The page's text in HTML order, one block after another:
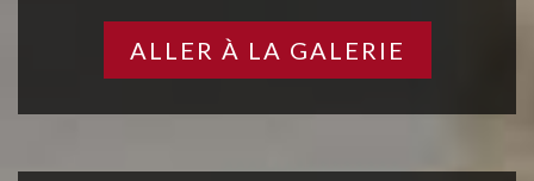
ALLER À LA GALERIE